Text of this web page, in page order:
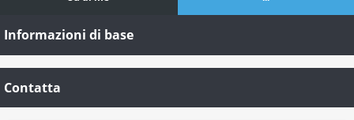
Informazioni di base
Contatta